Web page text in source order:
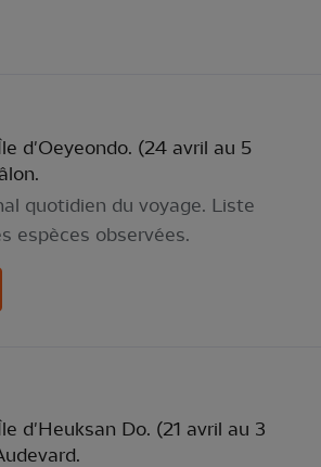
d'Oeyeondo. (24 avril au 5
quotidien du voyage. Liste
espèces observées.
d'Heuksan Do. (21 avril au 3